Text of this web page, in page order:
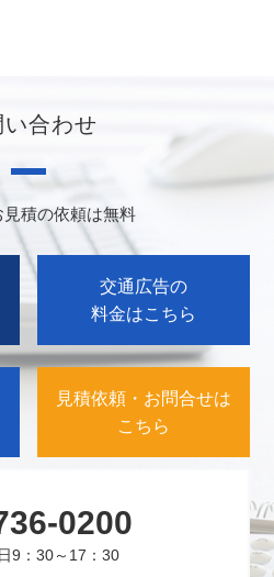
い合わせ
見積の依頼は無料
交通広告の
料金はこちら
見積依頼・お問合せは
こちら
0200
9：30～17：30